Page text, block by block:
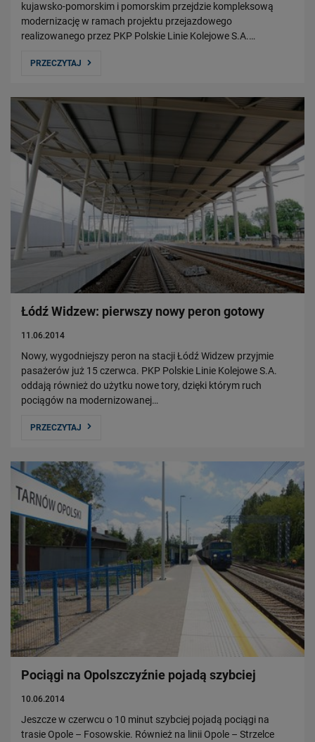
kujawsko-pomorskim i pomorskim przejdzie kompleksową
modernizację w ramach projektu przejazdowego
realizowanego przez PKP Polskie Linie Kolejowe S.A.…
PRZECZYTAJ
Łódź Widzew: pierwszy nowy peron gotowy
11.06.2014
Nowy, wygodniejszy peron na stacji Łódź Widzew przyjmie
pasażerów już 15 czerwca. PKP Polskie Linie Kolejowe S.A.
oddają również do użytku nowe tory, dzięki którym ruch
pociągów na modernizowanej…
PRZECZYTAJ
Pociągi na Opolszczyźnie pojadą szybciej
10.06.2014
Jeszcze w czerwcu o 10 minut szybciej pojadą pociągi na
trasie Opole – Fosowskie. Również na linii Opole – Strzelce